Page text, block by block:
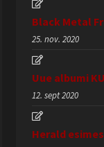
Black Metal
25. nov. 2020
Uue albumi
12. sept 2020
Herald